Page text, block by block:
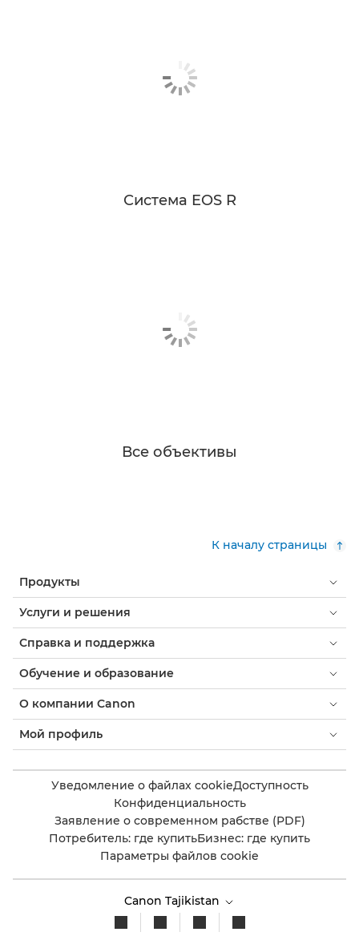
Система EOS R
Все объективы
К началу страницы
Продукты
Услуги и решения
Справка и поддержка
Обучение и образование
О компании Canon
Мой профиль
Уведомление о файлах cookieДоступность
Конфиденциальность
Заявление о современном рабстве (PDF)
Потребитель: где купитьБизнес: где купить
Параметры файлов cookie
Canon Tajikistan